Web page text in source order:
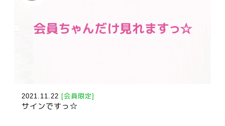
2021.11.22 [会員限定]
サインですっ☆